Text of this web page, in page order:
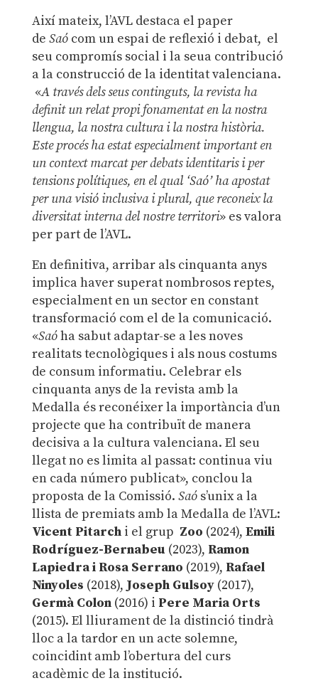
Així mateix, l’AVL destaca el paper
de Saócom un espai de reflexió i debat, el
seu compromís social i la seua contribució
a la construcció de la identitat valenciana.
«A través dels seus continguts, la revista ha
definit un relat propi fonamentat en la nostra
llengua, la nostra cultura i la nostra història.
Este procés ha estat especialment important en
un context marcat per debats identitaris i per
tensions polítiques, en el qual ‘Saó’ ha apostat
per una visió inclusiva i plural, que reconeix la
diversitat interna del nostre territori» es valora
per part de l’AVL.
En definitiva, arribar als cinquanta anys
implica haver superat nombrosos reptes,
especialment en un sector en constant
transformació com el de la comunicació.
«Saóha sabut adaptar-se a les noves
realitats tecnològiques i als nous costums
de consum informatiu. Celebrar els
cinquanta anys de la revista amb la
Medalla és reconéixer la importància d’un
projecte que ha contribuït de manera
decisiva a la cultura valenciana. El seu
llegat no es limita al passat: continua viu
en cada número publicat», conclou la
proposta de la Comissió. Saós’unix a la
llista de premiats amb la Medalla de l’AVL:
Vicent Pitarchi el grup Zoo (2024), Emili
Rodríguez-Bernabeu (2023), Ramon
Lapiedra i Rosa Serrano (2019), Rafael
Ninyoles (2018), Joseph Gulsoy(2017),
Germà Colon(2016) i Pere Maria Orts
(2015). El lliurament de la distinció tindrà
lloc a la tardor en un acte solemne,
coincidint amb l’obertura del curs
acadèmic de la institució.